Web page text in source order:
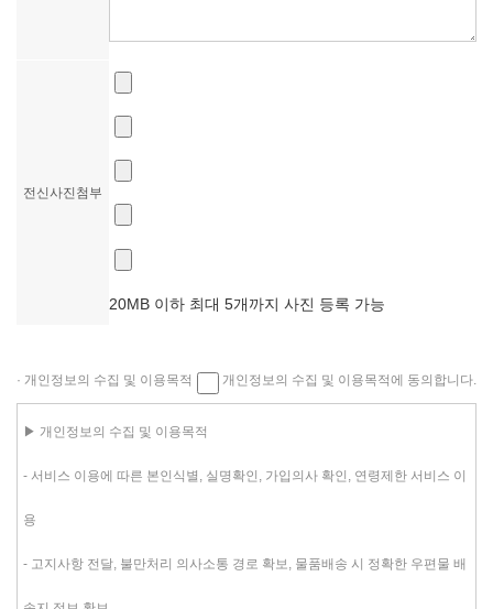
전신사진첨부
20MB 이하 최대 5개까지 사진 등록 가능
· 개인정보의 수집 및 이용목적 개인정보의 수집 및 이용목적에 동의합니다.